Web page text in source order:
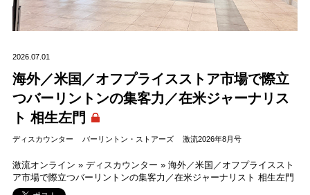
2026.07.01
海外／米国／オフプライスストア市場で際立
つバーリントンの集客力／在米ジャーナリス
ト 相生左門
ディスカウンター バーリントン・ストアーズ 激流2026年8月号
激流オンライン » ディスカウンター » 海外／米国／オフプライススト
ア市場で際立つバーリントンの集客力／在米ジャーナリスト 相生左門